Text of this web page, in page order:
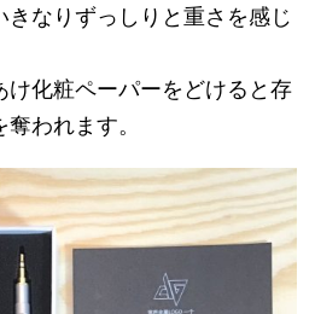
きなりずっしりと重さを感じ
け化粧ペーパーをどけると存
われます。